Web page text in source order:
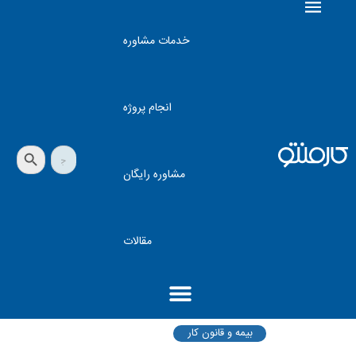
خدمات مشاوره
انجام پروژه
مشاوره رایگان
مقالات
جستجو
برای:
دکمه جستجو
بیمه و قانون کار